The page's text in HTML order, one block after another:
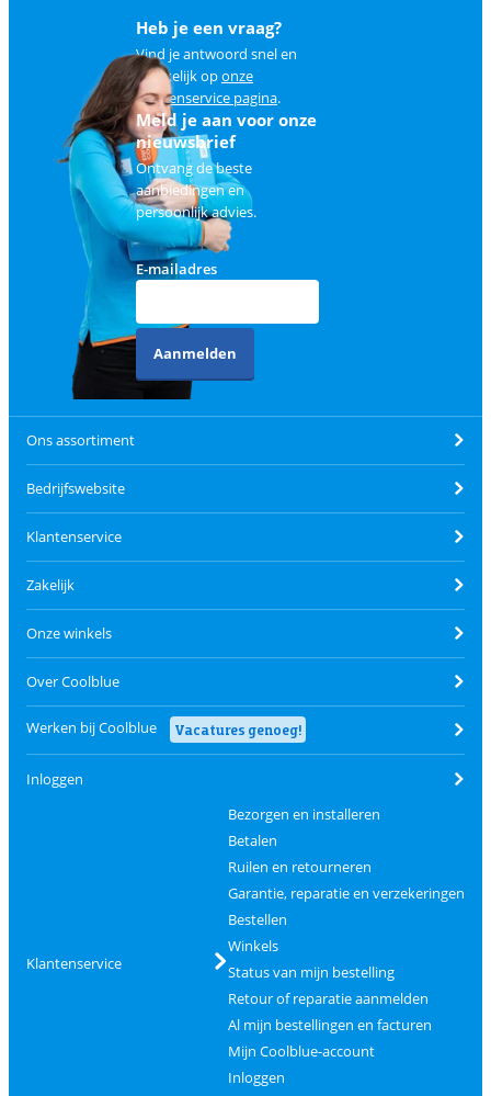
Heb je een vraag?
Vind je antwoord snel en
makkelijk oponze
klantenservice pagina.
Meld je aan voor onze
nieuwsbrief
Ontvang de beste
aanbiedingen en
persoonlijk advies.
E-mailadres
Aanmelden
Ons assortiment
Bedrijfswebsite
Klantenservice
Zakelijk
Onze winkels
Over Coolblue
Werken bij Coolblue Vacatures genoeg!
Inloggen
Klantenservice
Bezorgen en installeren
Betalen
Ruilen en retourneren
Garantie, reparatie en verzekeringen
Bestellen
Winkels
Status van mijn bestelling
Retour of reparatie aanmelden
Al mijn bestellingen en facturen
Mijn Coolblue-account
Inloggen